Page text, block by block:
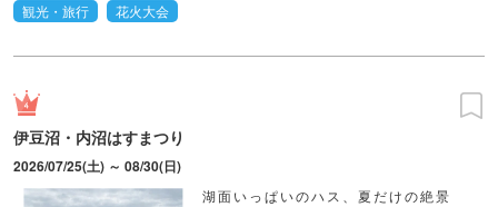
観光・旅行
花火大会
伊豆沼・内沼はすまつり
2026/07/25(土) ～ 08/30(日)
湖面いっぱいのハス、夏だけの絶景